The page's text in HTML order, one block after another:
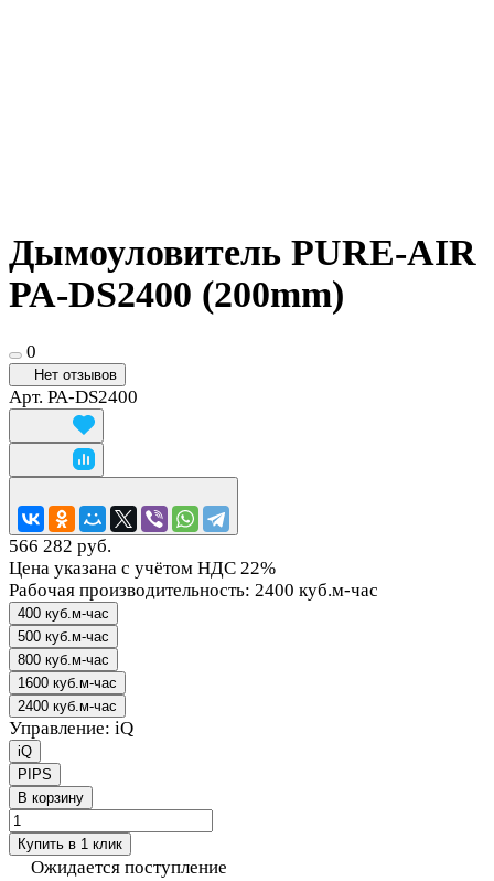
Дымоуловитель PURE-AIR
PA-DS2400 (200mm)
0
Нет отзывов
Арт. PA-DS2400
566 282 руб.
Цена указана с учётом НДС 22%
Рабочая производительность: 2400 куб.м-час
400 куб.м-час
500 куб.м-час
800 куб.м-час
1600 куб.м-час
2400 куб.м-час
Управление: iQ
iQ
PIPS
В корзину
Купить в 1 клик
Ожидается поступление